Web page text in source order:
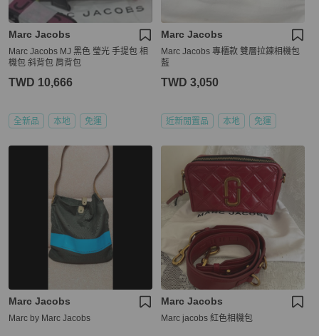
Marc Jacobs
Marc Jacobs MJ 黑色 瑩光 手提包 相
機包 斜背包 肩背包
TWD 10,666
全新品 本地 免運
Marc Jacobs
Marc Jacobs 專櫃款 雙層拉鍊相機包
藍
TWD 3,050
近新閒置品 本地 免運
Marc Jacobs
Marc by Marc Jacobs
Marc Jacobs
Marc jacobs 紅色相機包